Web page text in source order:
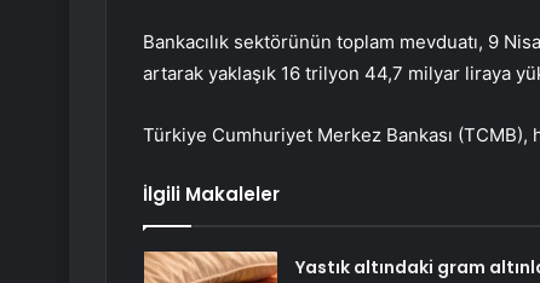
Bankacılık sektörünün toplam mevduatı, 9
artarak yaklaşık 16 trilyon 44,7 milyar liraya
Türkiye Cumhuriyet Merkez Bankası (TCMB),
İlgili Makaleler
Yastık altındaki gram